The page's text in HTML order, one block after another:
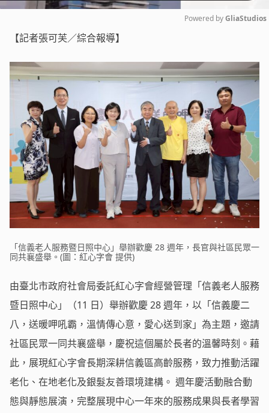
Powered by GliaStudios
【記者張可芙／綜合報導】
「信義老人服務暨日照中心」舉辦歡慶 28 週年，長官與社區民眾一
同共襄盛舉。(圖：紅心字會 提供)
由臺北市政府社會局委託紅心字會經營管理「信義老人服務
暨日照中心」（11 日）舉辦歡慶 28 週年，以「信義慶二
八，送暖呷吼霸，溫情傳心意，愛心送到家」為主題，邀請
社區民眾一同共襄盛舉，慶祝這個屬於長者的溫馨時刻。藉
此，展現紅心字會長期深耕信義區高齡服務，致力推動活躍
老化、在地老化及銀髮友善環境建構。 週年慶活動融合動
態與靜態展演，完整展現中心一年來的服務成果與長者學習